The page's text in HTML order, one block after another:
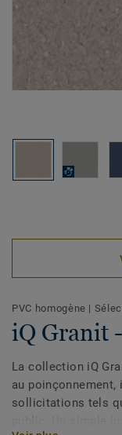
PVC homogène |
iQ Granit
La collection iQ
au
sollicitations tels